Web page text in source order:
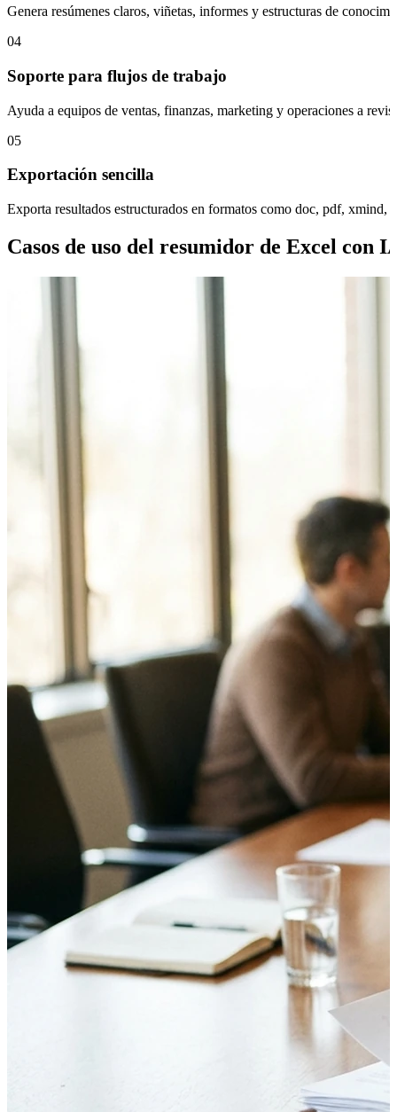
Genera resúmenes claros, viñetas, informes y estructuras de
04
Soporte para flujos de trabajo
Ayuda a equipos de ventas, finanzas, marketing y operaciones a
05
Exportación sencilla
Exporta resultados estructurados en formatos como doc, pdf, xmind,
Casos de uso del resumidor de Excel con